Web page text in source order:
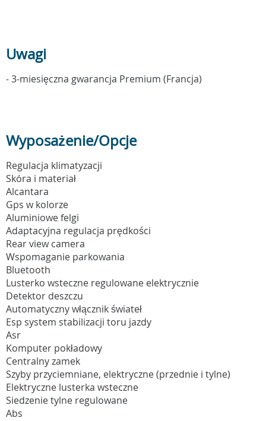
Uwagi
- 3-miesięczna gwarancja Premium (Francja)
Wyposażenie/Opcje
Regulacja klimatyzacji
Skóra i materiał
Alcantara
Gps w kolorze
Aluminiowe felgi
Adaptacyjna regulacja prędkości
Rear view camera
Wspomaganie parkowania
Bluetooth
Lusterko wsteczne regulowane elektrycznie
Detektor deszczu
Automatyczny włącznik świateł
Esp system stabilizacji toru jazdy
Asr
Komputer pokładowy
Centralny zamek
Szyby przyciemniane, elektryczne (przednie i tylne)
Elektryczne lusterka wsteczne
Siedzenie tylne regulowane
Abs